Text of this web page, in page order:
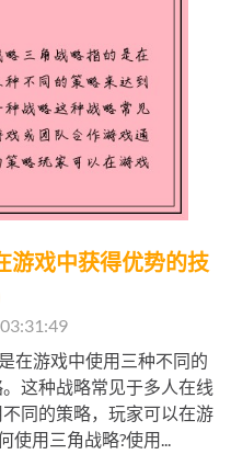
游戏中获得优势的技
在游戏中使用三种不同的
这种战略常见于多人在线
同的策略，玩家可以在游
用三角战略?使用...